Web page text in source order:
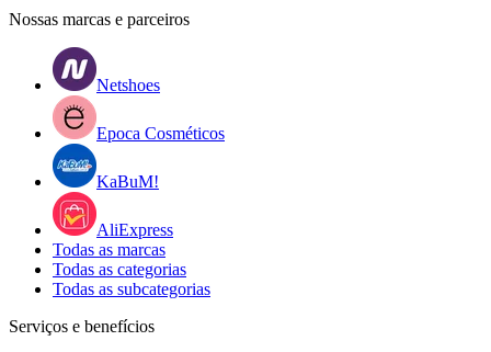
Nossas marcas e parceiros
Netshoes
Epoca Cosméticos
KaBuM!
AliExpress
Todas as marcas
Todas as categorias
Todas as subcategorias
Serviços e benefícios